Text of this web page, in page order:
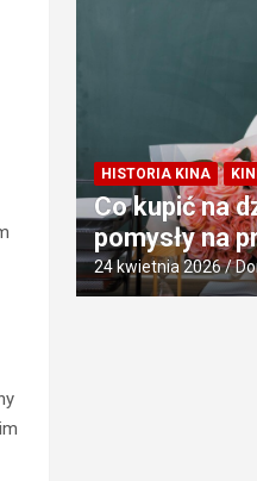
HISTORIA KINA
Co kupić na
pomysły na
24 kwietnia 2026